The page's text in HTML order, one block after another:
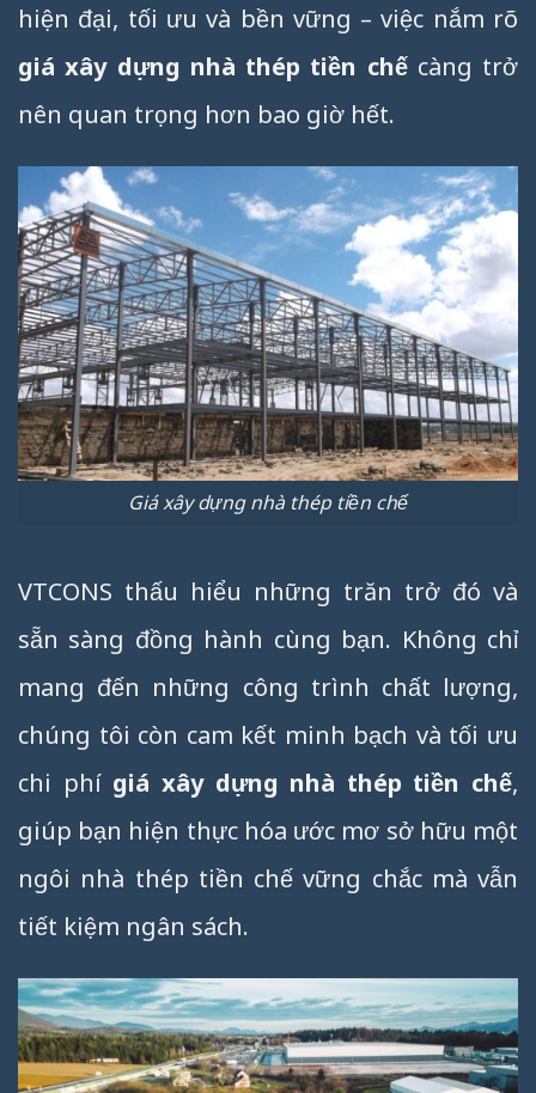
hiện đại, tối ưu và bền vững – việc nắm rõ
giá xây dựng nhà thép tiền chếcàng trở
nên quan trọng hơn bao giờ hết.
Giá xây dựng nhà thép tiền chế
VTCONS thấu hiểu những trăn trở đó và
sẵn sàng đồng hành cùng bạn. Không chỉ
mang đến những công trình chất lượng,
chúng tôi còn cam kết minh bạch và tối ưu
chi phí giá xây dựng nhà thép tiền chế,
giúp bạn hiện thực hóa ước mơ sở hữu một
ngôi nhà thép tiền chế vững chắc mà vẫn
tiết kiệm ngân sách.